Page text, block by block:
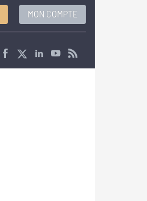
MON COMPTE